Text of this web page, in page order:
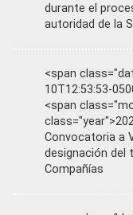
durante el
autoridad de la
<span
10T12:53:53-
<span
Convocatoria a
designación del
Compañías